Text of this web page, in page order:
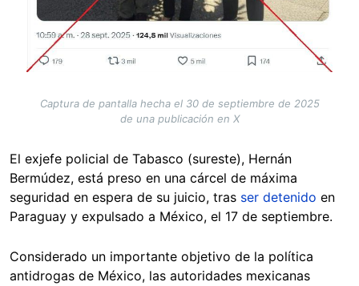
Captura de pantalla hecha el 30 de septiembre de 2025
de una publicación en X
El exjefe policial de Tabasco (sureste), Hernán
Bermúdez, está preso en una cárcel de máxima
seguridad en espera de su juicio, tras ser detenido en
Paraguay y expulsado a México, el 17 de septiembre.
Considerado un importante objetivo de la política
antidrogas de México, las autoridades mexicanas